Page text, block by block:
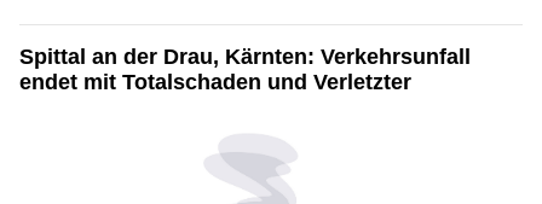
Spittal an der Drau, Kärnten: Verkehrsunfall
endet mit Totalschaden und Verletzter